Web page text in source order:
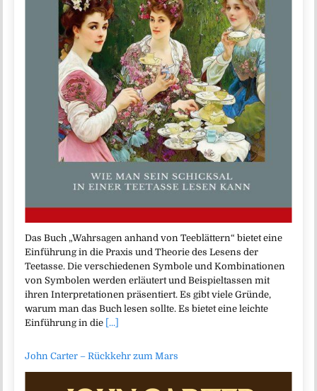
Das Buch „Wahrsagen anhand von Teeblättern“ bietet eine
Einführung in die Praxis und Theorie des Lesens der
Teetasse. Die verschiedenen Symbole und Kombinationen
von Symbolen werden erläutert und Beispieltassen mit
ihren Interpretationen präsentiert. Es gibt viele Gründe,
warum man das Buch lesen sollte. Es bietet eine leichte
Einführung in die [...]
John Carter – Rückkehr zum Mars